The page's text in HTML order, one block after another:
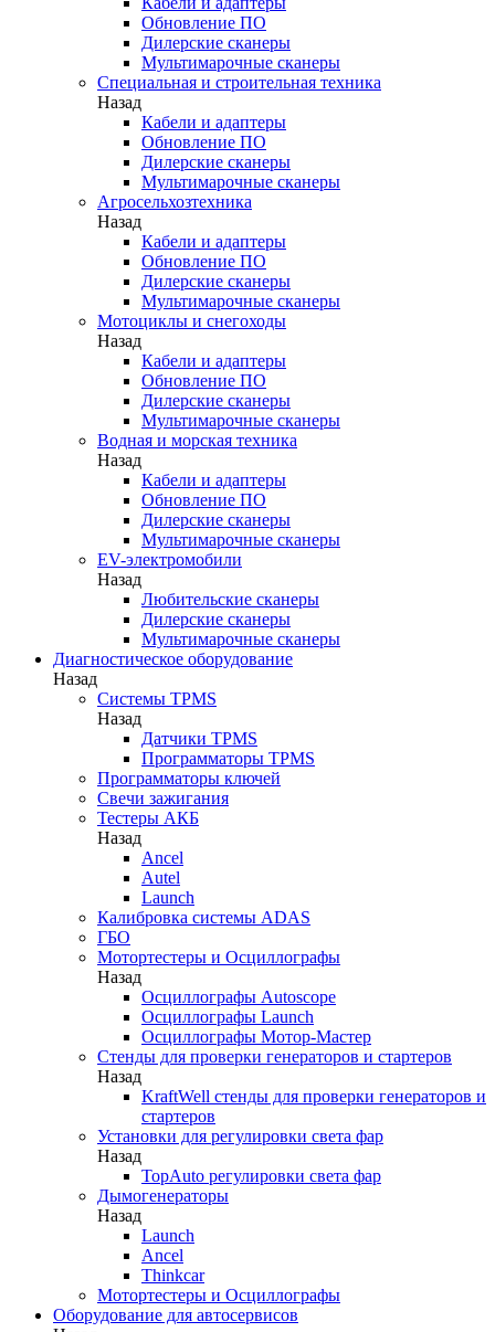
Обновление ПО
Дилерские сканеры
Мультимарочные сканеры
Специальная и строительная техника
Назад
Кабели и адаптеры
Обновление ПО
Дилерские сканеры
Мультимарочные сканеры
Агросельхозтехника
Назад
Кабели и адаптеры
Обновление ПО
Дилерские сканеры
Мультимарочные сканеры
Мотоциклы и снегоходы
Назад
Кабели и адаптеры
Обновление ПО
Дилерские сканеры
Мультимарочные сканеры
Водная и морская техника
Назад
Кабели и адаптеры
Обновление ПО
Дилерские сканеры
Мультимарочные сканеры
EV-электромобили
Назад
Любительские сканеры
Дилерские сканеры
Мультимарочные сканеры
Диагностическое оборудование
Назад
Системы TPMS
Назад
Датчики TPMS
Программаторы TPMS
Программаторы ключей
Свечи зажигания
Тестеры АКБ
Назад
Ancel
Autel
Launch
Калибровка системы ADAS
ГБО
Мотортестеры и Осциллографы
Назад
Осциллографы Autoscope
Осциллографы Launch
Осциллографы Мотор-Мастер
Стенды для проверки генераторов и стартеров
Назад
KraftWell стенды для проверки генераторов и
стартеров
Установки для регулировки света фар
Назад
TopAuto регулировки света фар
Дымогенераторы
Назад
Launch
Ancel
Thinkcar
Мотортестеры и Осциллографы
Оборудование для автосервисов